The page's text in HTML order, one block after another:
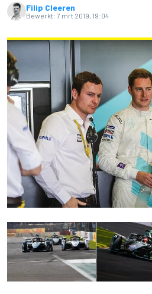
Filip Cleeren
Bewerkt: 7 mrt 2019, 19:04